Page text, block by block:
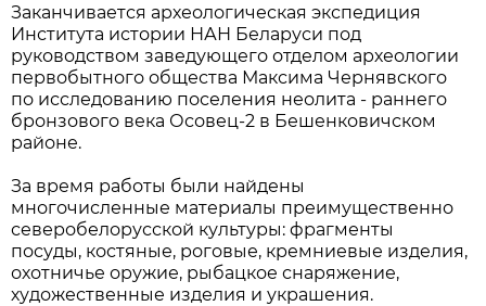
Заканчивается археологическая экспедиция
Института истории НАН Беларуси под
руководством заведующего отделом археологии
первобытного общества Максима Чернявского
по исследованию поселения неолита - раннего
бронзового века Осовец-2 в Бешенковичском
районе.
За время работы были найдены
многочисленные материалы преимущественно
северобелорусской культуры: фрагменты
посуды, костяные, роговые, кремниевые изделия,
охотничье оружие, рыбацкое снаряжение,
художественные изделия и украшения.